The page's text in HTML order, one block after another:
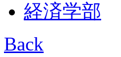
経済学部
Back